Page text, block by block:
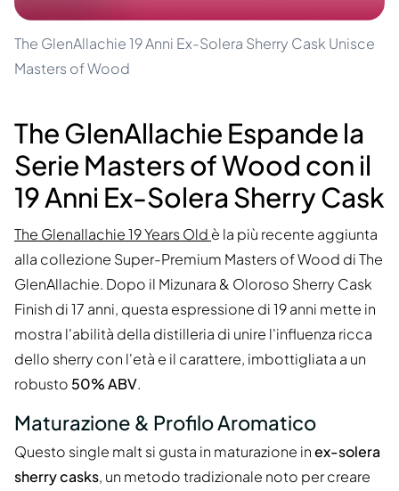
The GlenAllachie 19 Anni Ex-Solera Sherry Cask Unisce
Masters of Wood
The GlenAllachie Espande la
Serie Masters of Wood con il
19 Anni Ex-Solera Sherry Cask
The Glenallachie 19 Years Old è la più recente aggiunta
alla collezione Super-Premium Masters of Wood di The
GlenAllachie. Dopo il Mizunara & Oloroso Sherry Cask
Finish di 17 anni, questa espressione di 19 anni mette in
mostra l'abilità della distilleria di unire l'influenza ricca
dello sherry con l'età e il carattere, imbottigliata a un
robusto 50% ABV.
Maturazione & Profilo Aromatico
Questo single malt si gusta in maturazione inex-solera
sherry casks, un metodo tradizionale noto per creare